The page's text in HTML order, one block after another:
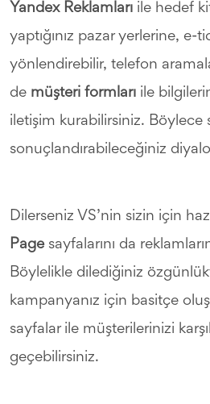
Yandex Reklamları ile hedef
yaptığınız pazar yerlerine, e-
yönlendirebilir, telefon
de müşteri formları ile
iletişim kurabilirsiniz. Böylece
sonuçlandırabileceğiniz
Dilerseniz VS’nin sizin için
Pagesayfalarını da
Böylelikle dilediğiniz
kampanyanız için basitçe
sayfalar ile müşterilerinizi
geçebilirsiniz.